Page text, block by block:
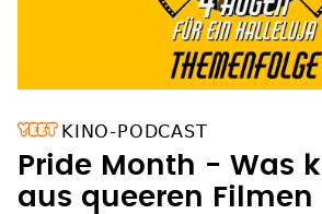
KINO-PODCAST
Pride Month - Was
aus queeren Filmen